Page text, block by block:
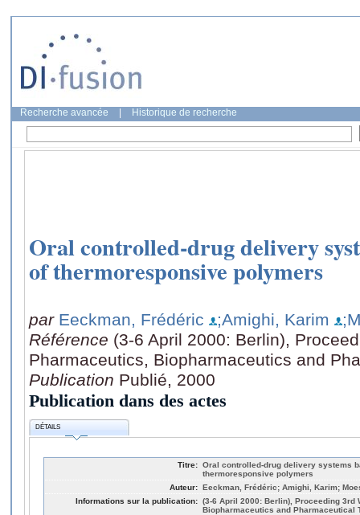
Recherche avancée Historique de recherche
Oral controlled-drug delivery
of thermoresponsive polymers
par Eeckman, Frédéric ;Amighi, Karim
Référence (3-6 April 2000: Berlin),
Pharmaceutics, Biopharmaceutics and
Publication Publié, 2000
Publication dans des actes
DÉTAILS
Titre: Oral controlled-drug delivery systems
thermoresponsive polymers
Auteur: Eeckman, Frédéric; Amighi, Karim;
Informations sur la publication: (3-6 April 2000: Berlin), Proceeding 3rd
Biopharmaceutics and Pharmaceutical